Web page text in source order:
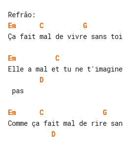
Em
C G
Ça fait mal de vivre sans toi
Em C
D
Em C
G
D